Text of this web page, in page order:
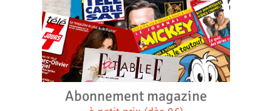
Abonnement magazine